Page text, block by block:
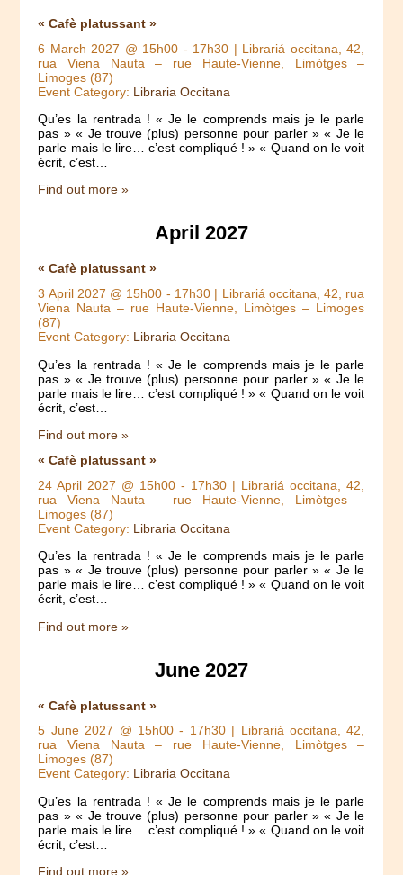
« Cafè platussant »
6 March 2027 @ 15h00 - 17h30 | Librariá occitana, 42,
rua Viena Nauta – rue Haute-Vienne, Limòtges –
Limoges (87)
Event Category: Libraria Occitana
Qu’es la rentrada ! « Je le comprends mais je le parle
pas » « Je trouve (plus) personne pour parler » « Je le
parle mais le lire… c’est compliqué ! » « Quand on le voit
écrit, c’est…
Find out more »
April 2027
« Cafè platussant »
3 April 2027 @ 15h00 - 17h30| Librariá occitana, 42, rua
Viena Nauta – rue Haute-Vienne, Limòtges – Limoges
(87)
Event Category: Libraria Occitana
Qu’es la rentrada ! « Je le comprends mais je le parle
pas » « Je trouve (plus) personne pour parler » « Je le
parle mais le lire… c’est compliqué ! » « Quand on le voit
écrit, c’est…
Find out more »
« Cafè platussant »
24 April 2027 @ 15h00 - 17h30 | Librariá occitana, 42,
rua Viena Nauta – rue Haute-Vienne, Limòtges –
Limoges (87)
Event Category: Libraria Occitana
Qu’es la rentrada ! « Je le comprends mais je le parle
pas » « Je trouve (plus) personne pour parler » « Je le
parle mais le lire… c’est compliqué ! » « Quand on le voit
écrit, c’est…
Find out more »
June 2027
« Cafè platussant »
5 June 2027 @ 15h00- 17h30| Librariá occitana, 42,
rua Viena Nauta – rue Haute-Vienne, Limòtges –
Limoges (87)
Event Category: Libraria Occitana
Qu’es la rentrada ! « Je le comprends mais je le parle
pas » « Je trouve (plus) personne pour parler » « Je le
parle mais le lire… c’est compliqué ! » « Quand on le voit
écrit, c’est…
Find out more »